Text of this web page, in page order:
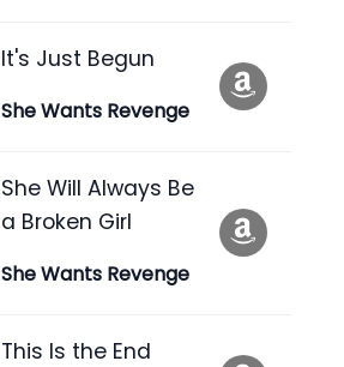
It's Just Begun
She Wants Revenge
She Will Always Be
a Broken Girl
She Wants Revenge
This Is the End